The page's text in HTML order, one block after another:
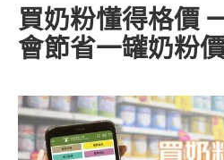
買奶粉懂得格價
會節省一罐奶粉